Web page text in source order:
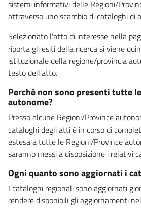
sistemi informativi delle Regioni/
attraverso uno scambio di cataloghi di
Selezionato l'atto di interesse nella
riporta gli esiti della ricerca si viene
istituzionale della regione/provincia
testo dell'atto.
Perché non sono presenti tutte
autonome?
Presso alcune Regioni/Province
cataloghi degli atti è in corso di
estesa a tutte le Regioni/Province
saranno messi a disposizione i relativi
Ogni quanto sono aggiornati i
I cataloghi regionali sono aggiornati
rendere disponibili gli aggiornamenti